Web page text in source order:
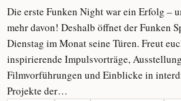
Die erste Funken Night war ein Erfolg –
mehr davon! Deshalb öffnet der Funken
Dienstag im Monat seine Türen. Freut
inspirierende Impulsvorträge,
Filmvorführungen und Einblicke in
Projekte der…